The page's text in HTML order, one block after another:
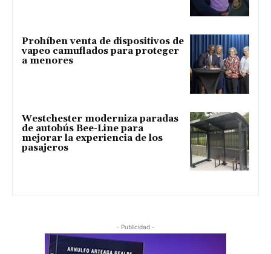
Prohíben venta de dispositivos de
vapeo camuflados para proteger
a menores
Westchester moderniza paradas
de autobús Bee-Line para
mejorar la experiencia de los
pasajeros
- Publicidad -